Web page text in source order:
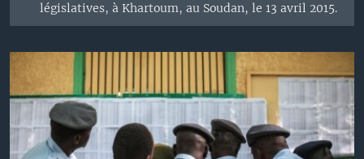
législatives, à Khartoum, au Soudan, le 13 avril 2015.